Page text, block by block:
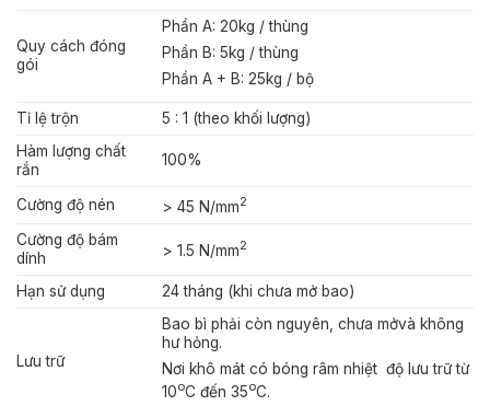
Quy cách đóng
gói
Phần A: 20kg / thùng
Phần B: 5kg / thùng
Phần A + B: 25kg / bộ
Tỉ lệ trộn
5 : 1 (theo khối lượng)
Hàm lượng chất
rắn
100%
Cường độ nén > 45 N/mm2
Cường độ bám
dính
> 1.5 N/mm2
Hạn sử dụng 24 tháng (khi chưa mở bao)
Lưu trữ
Bao bì phải còn nguyên, chưa mởvà không
hư hỏng.
Nơi khô mát có bóng râm nhiệt độ lưu trữ từ
10oC đến 35oC.